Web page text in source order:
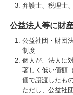
弁護士、税理士
公益法人等に財
公益社団・財団
制度
個人が、法人に
著しく低い価額
価で譲渡したも
ただし、公益社